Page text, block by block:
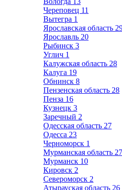
Череповец 11
Вытегра 1
Ярославская область
Ярославль 20
Рыбинск 3
Углич 1
Калужская область 28
Калуга 19
Обнинск 8
Пензенская область 28
Пенза 16
Кузнецк 3
Заречный 2
Одесская область 27
Одесса 23
Черноморск 1
Мурманская область 27
Мурманск 10
Кировск 2
Североморск 2
Атырауская область 26